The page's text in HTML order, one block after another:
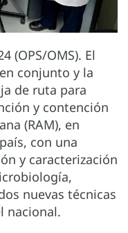
(OPS/OMS). El
conjunto y la
de ruta para
y contención
(RAM), en
con una
y caracterización
nuevas técnicas
nacional.